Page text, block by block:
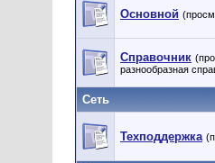
Основной
Справочник
разнообразная
Сеть
Техподдержка